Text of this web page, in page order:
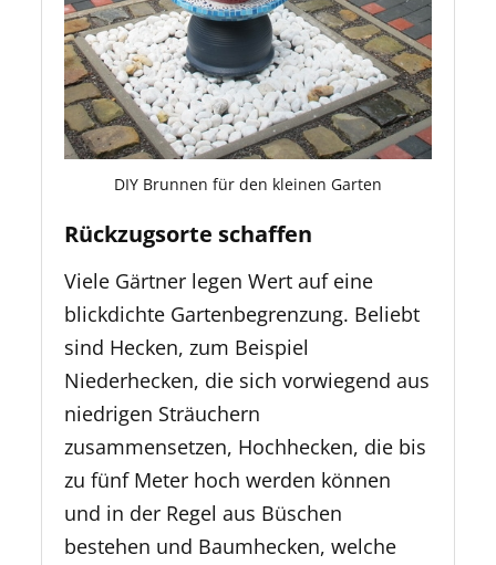
DIY Brunnen für den kleinen Garten
Rückzugsorte schaffen
Viele Gärtner legen Wert auf eine
blickdichte Gartenbegrenzung. Beliebt
sind Hecken, zum Beispiel
Niederhecken, die sich vorwiegend aus
niedrigen Sträuchern
zusammensetzen, Hochhecken, die bis
zu fünf Meter hoch werden können
und in der Regel aus Büschen
bestehen und Baumhecken, welche